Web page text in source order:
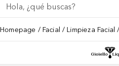
Homepage Facial Limpieza Facial